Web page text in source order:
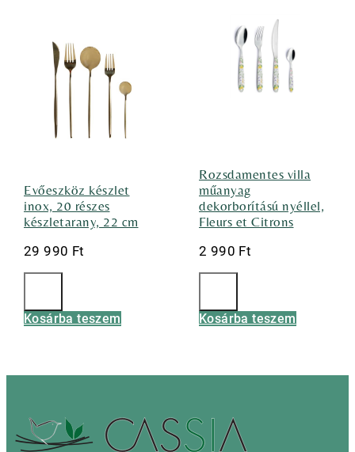
Evőeszköz készlet
inox, 20 részes
készletarany, 22 cm
29 990 Ft
Kosárba teszem
Rozsdamentes villa
műanyag
dekorborítású nyéllel,
Fleurs et Citrons
2 990 Ft
Kosárba teszem